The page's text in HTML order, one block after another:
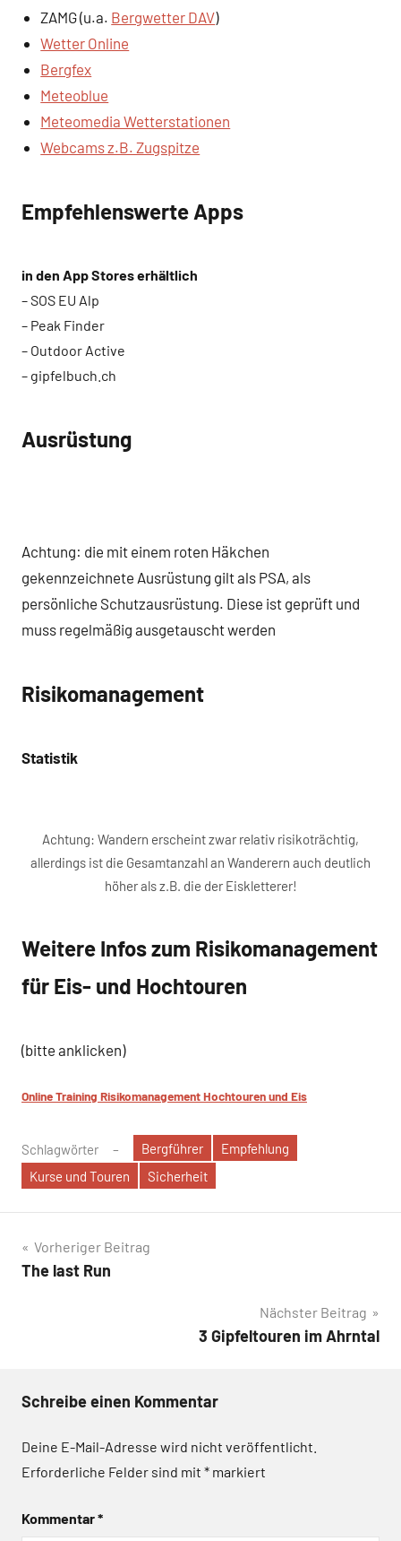
ZAMG (u.a. Bergwetter DAV)
Wetter Online
Bergfex
Meteoblue
Meteomedia Wetterstationen
Webcams z.B. Zugspitze
Empfehlenswerte Apps
in den App Stores erhältlich
– SOS EU Alp
– Peak Finder
– Outdoor Active
– gipfelbuch.ch
Ausrüstung
Achtung: die mit einem roten Häkchen
gekennzeichnete Ausrüstung gilt als PSA, als
persönliche Schutzausrüstung. Diese ist geprüft und
muss regelmäßig ausgetauscht werden
Risikomanagement
Statistik
Achtung: Wandern erscheint zwar relativ risikoträchtig,
allerdings ist die Gesamtanzahl an Wanderern auch deutlich
höher als z.B. die der Eiskletterer!
Weitere Infos zum Risikomanagement
für Eis- und Hochtouren
(bitte anklicken)
Online Training Risikomanagement Hochtouren und Eis
Schlagwörter Bergführer
Empfehlung
Kurse und Touren
Sicherheit
Beitragsnavigation
Vorheriger Beitrag
The last Run
Nächster Beitrag
3 Gipfeltouren im Ahrntal
Schreibe einen Kommentar
Deine E-Mail-Adresse wird nicht veröffentlicht.
Erforderliche Felder sind mit * markiert
Kommentar*